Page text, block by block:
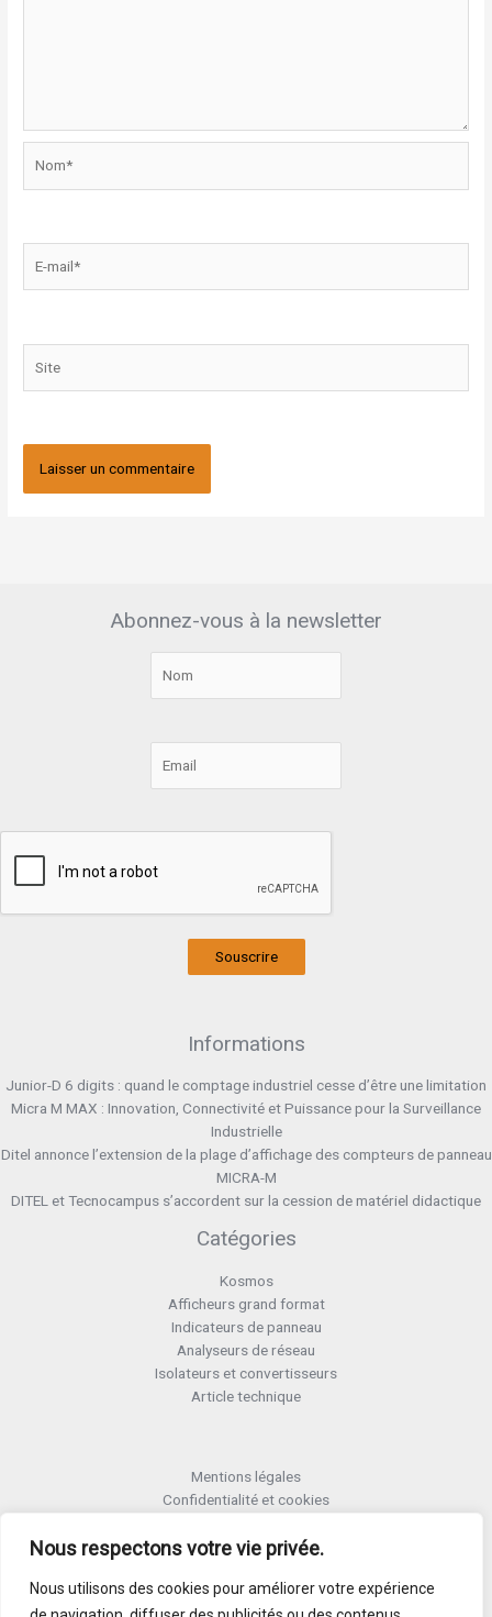
Nous respectons votre vie privée.
Nous utilisons des cookies pour améliorer votre expérience
mail*
Abonnez-vous à la newsletter
Souscrire
Informations
Junior-D 6 digits : quand le comptage industriel cesse d’être une limitation
Micra M MAX : Innovation, Connectivité et Puissance pour la Surveillance
Industrielle
Ditel annonce l’extension de la plage d’affichage des compteurs de panneau
MICRA-M
DITEL et Tecnocampus s’accordent sur la cession de matériel didactique
Catégories
Kosmos
Afficheurs grand format
Indicateurs de panneau
Analyseurs de réseau
Isolateurs et convertisseurs
Article technique
Mentions légales
Confidentialité et cookies
Termes et conditions RMA
Activer Garantie